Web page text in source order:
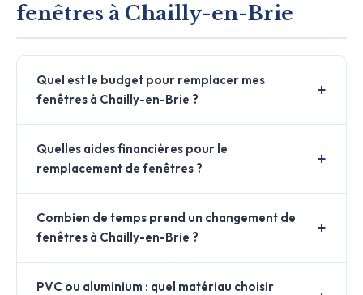
fenêtres à Chailly-en-Brie
Quel est le budget pour remplacer mes
fenêtres à Chailly-en-Brie ?
Quelles aides financières pour le
remplacement de fenêtres ?
Combien de temps prend un changement de
fenêtres à Chailly-en-Brie ?
PVC ou aluminium : quel matériau choisir